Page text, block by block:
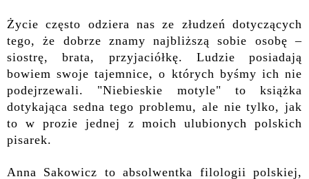
Życie często odziera nas ze złudzeń dotyczących
tego, że dobrze znamy najbliższą sobie osobę –
siostrę, brata, przyjaciółkę. Ludzie posiadają
bowiem swoje tajemnice, o których byśmy ich nie
podejrzewali. "Niebieskie motyle" to książka
dotykająca sedna tego problemu, ale nie tylko, jak
to w prozie jednej z moich ulubionych polskich
pisarek.
Anna Sakowicz to absolwentka filologii polskiej,